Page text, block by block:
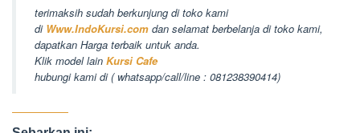
terimaksih sudah berkunjung di toko kami
di Www.IndoKursi.com dan selamat berbelanja di toko kami,
dapatkan Harga terbaik untuk anda.
Klik model lain Kursi Cafe
hubungi kami di ( whatsapp/call/line : 081238390414)